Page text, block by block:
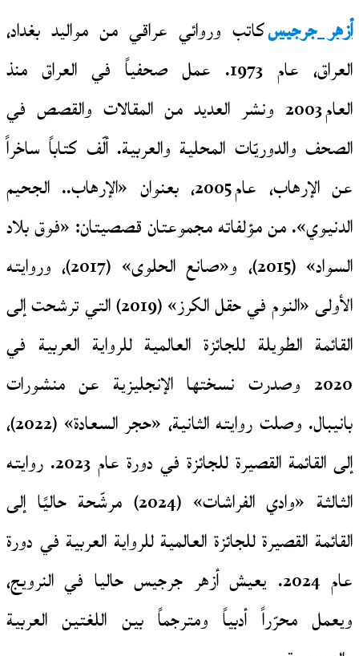
أزهر جرجيسكاتب وروائي عراقي من مواليد بغداد،
العراق، عام 1973. عمل صحفياً في العراق منذ
العام 2003 ونشر العديد من المقالات والقصص في
الصحف والدوريّات المحلية والعربية. ألّف كتاباً ساخراً
عن الإرهاب، عام 2005، بعنوان «الإرهاب.. الجحيم
الدنيوي». من مؤلفاته مجموعتان قصصيتان: «فوق بلاد
السواد» (2015)، و«صانع الحلوى» (2017)، وروايته
الأولى «النوم في حقل الكرز» (2019) التي ترشحت إلى
القائمة الطويلة للجائزة العالمية للرواية العربية في
2020 وصدرت نسختها الإنجليزية عن منشورات
بانيبال. وصلت روايته الثانية، «حجر السعادة» (2022)،
إلى القائمة القصيرة للجائزة في دورة عام 2023. روايته
الثالثة «وادي الفراشات» (2024) مرشّحة حاليًا إلى
القائمة القصيرة للجائزة العالمية للرواية العربية في دورة
عام 2024. يعيش أزهر جرجيس حاليا في النرويج،
ويعمل محرّراً أدبياً ومترجماً بين اللغتين العربية